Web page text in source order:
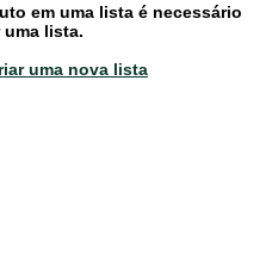
em uma lista é necessário
lista.
uma nova lista